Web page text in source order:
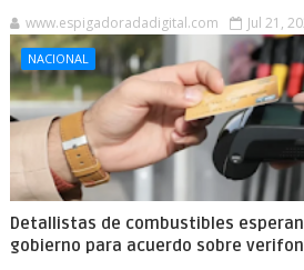
www.espigadoradadigital.com Jul 21,
NACIONAL
Detallistas de combustibles
gobierno para acuerdo sobre